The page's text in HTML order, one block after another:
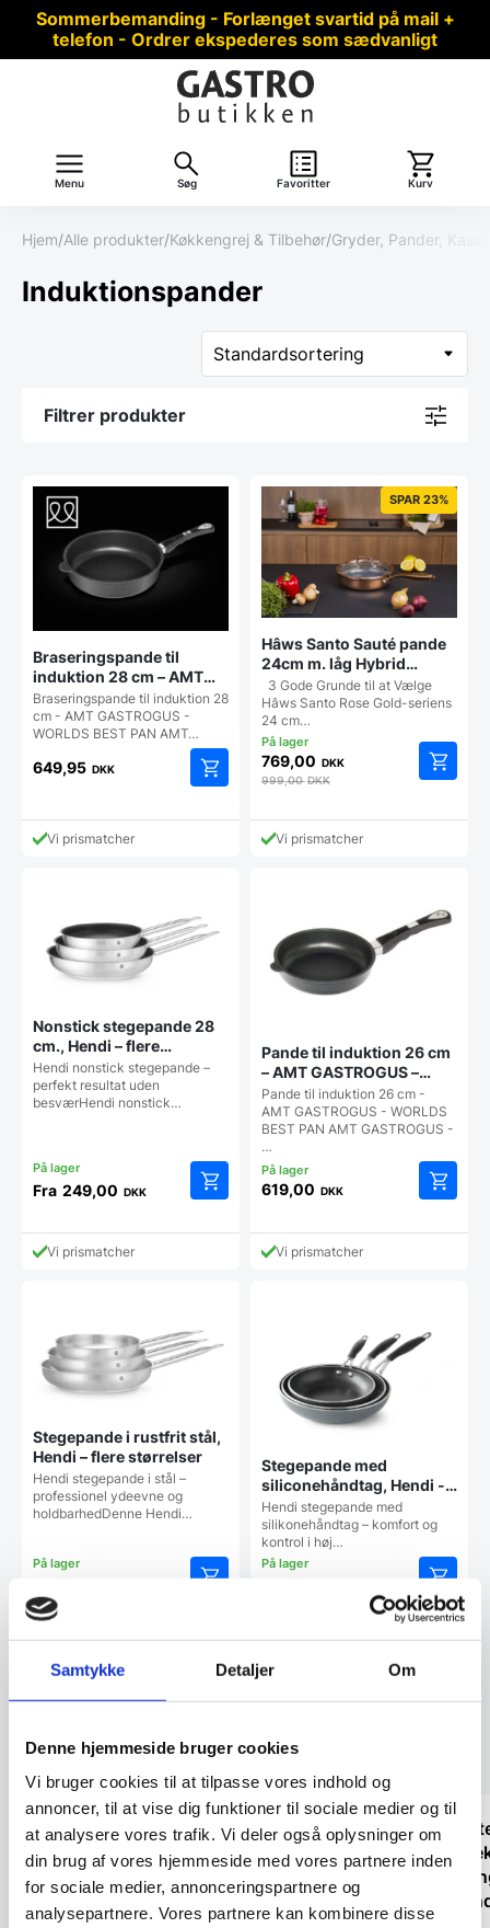
Samtykke Detaljer Om
Denne hjemmeside bruger cookies
Vi bruger cookies til at tilpasse vores indhold og
annoncer, til at vise dig funktioner til sociale medier og til
at analysere vores trafik. Vi deler også oplysninger om
din brug af vores hjemmeside med vores partnere inden
for sociale medier, annonceringspartnere og
analysepartnere. Vores partnere kan kombinere disse
Sommerbemanding - Forlænget svartid på mail +
telefon - Ordrer ekspederes som sædvanligt
Menu Søg Favoritter Kurv
Hjem/Alle produkter/Køkkengrej & Tilbehør/Gryder, Pander,
Induktionspander
Filtrer produkter
Braseringspande til
induktion 28 cm – AMT
GASTROGUS – WORLDS
BEST PAN
Braseringspande til induktion 28
cm - AMT GASTROGUS -
WORLDS BEST PAN AMT…
649,95 DKK
Vi prismatcher
SPAR 23%
Hâws Santo Sauté pande
24cm m. låg Hybrid
coating Rose Gold
3 Gode Grunde til at Vælge
Hâws Santo Rose Gold-seriens
24 cm…
769,00 DKK
999,00DKK
Vi prismatcher
Nonstick stegepande 28
cm., Hendi – flere
størrelser
Hendi nonstick stegepande –
perfekt resultat uden
besværHendi nonstick…
Fra 249,00 DKK
vare
kan
vælges
på
Vi prismatcher
Pande til induktion 26 cm
– AMT GASTROGUS –
WORLDS BEST PAN
Pande til induktion 26 cm -
AMT GASTROGUS - WORLDS
BEST PAN AMT GASTROGUS -
…
619,00 DKK
Vi prismatcher
Stegepande i rustfrit stål,
Hendi – flere størrelser
Hendi stegepande i stål –
professionel ydeevne og
holdbarhedDenne Hendi…
har
flere
varianter.
Mulighederne
vælges
på
varesiden
Stegepande med
siliconehåndtag, Hendi -
flere størrelser
Hendi stegepande med
silikonehåndtag – komfort og
kontrol i høj…
Dette
vare
har
Kundetilfredshed
“God faglig og personlig betjening.”
Kenneth Lynge